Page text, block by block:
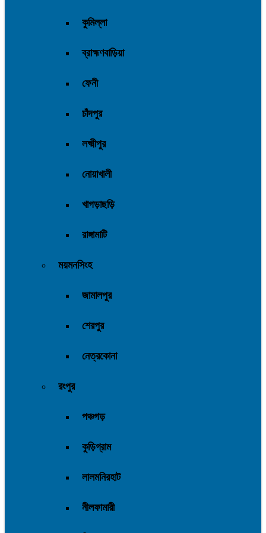
কুমিল্লা
ব্রাহ্মণবাড়িয়া
ফেনী
চাঁদপুর
লক্ষ্মীপুর
নোয়াখালী
খাগড়াছড়ি
রাঙ্গামাটি
ময়মনসিংহ
জামালপুর
শেরপুর
নেত্রকোনা
রংপুর
পঞ্চগড়
কুড়িগ্রাম
লালমনিরহাট
নীলফামারী